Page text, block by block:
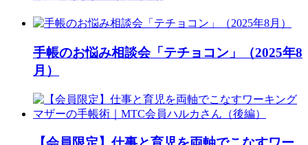
手帳のお悩み相談会「テチョコン」（2025年8
月）